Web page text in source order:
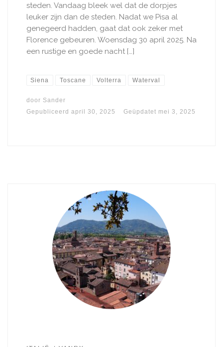
steden. Vandaag bleek wel dat de dorpjes
leuker zijn dan de steden. Nadat we Pisa al
genegeerd hadden, gaat dat ook zeker met
Florence gebeuren. Woensdag 30 april 2025. Na
een rustige en goede nacht […]
Siena Toscane Volterra Waterval
door Sander
Gepubliceerd april 30, 2025 Geüpdatet mei 3, 2025